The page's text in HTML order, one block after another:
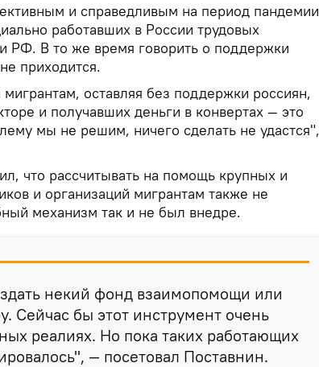
и справедливым на период пандемии
работавших в России трудовых
РФ. В то же время говорить о поддержки
приходится.
оставляя без поддержки россиян,
и получавших деньги в конвертах — это
мы не решим, ничего сделать не удастся",
что рассчитывать на помощь крупных и
и организаций мигрантам также не
механизм так и не был внедре.
некий фонд взаимопомощи или
Сейчас бы этот инструмент очень
реалиях. Но пока таких работающих
— посетовал Поставнин.